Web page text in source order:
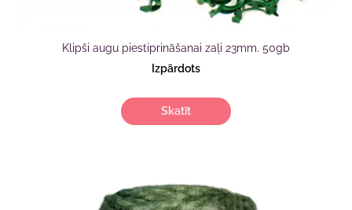
Klipši augu piestiprināšanai zaļi 23mm. 50gb
Izpārdots
Skatīt